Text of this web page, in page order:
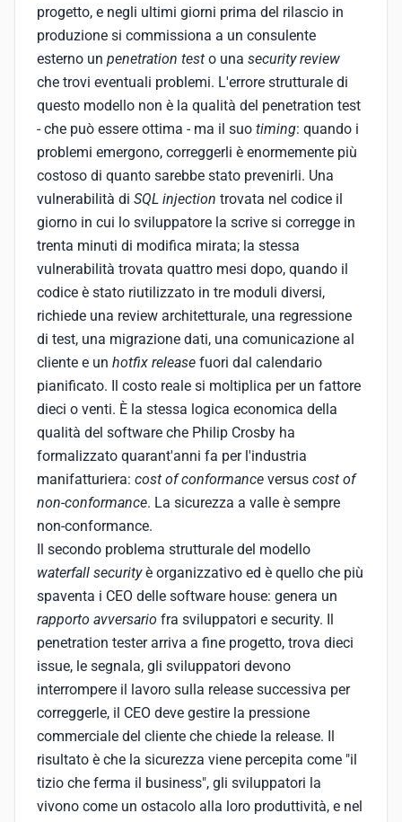
progetto, e negli ultimi giorni prima del rilascio in
produzione si commissiona a un consulente
esterno un penetration test o una security review
che trovi eventuali problemi. L'errore strutturale di
questo modello non è la qualità del penetration test
- che può essere ottima - ma il suo timing: quando i
problemi emergono, correggerli è enormemente più
costoso di quanto sarebbe stato prevenirli. Una
vulnerabilità di SQL injection trovata nel codice il
giorno in cui lo sviluppatore la scrive si corregge in
trenta minuti di modifica mirata; la stessa
vulnerabilità trovata quattro mesi dopo, quando il
codice è stato riutilizzato in tre moduli diversi,
richiede una review architetturale, una regressione
di test, una migrazione dati, una comunicazione al
cliente e un hotfix release fuori dal calendario
pianificato. Il costo reale si moltiplica per un fattore
dieci o venti. È la stessa logica economica della
qualità del software che Philip Crosby ha
formalizzato quarant'anni fa per l'industria
manifatturiera: cost of conformance versus cost of
non-conformance. La sicurezza a valle è sempre
non-conformance.
Il secondo problema strutturale del modello
waterfall securityè organizzativo ed è quello che più
spaventa i CEO delle software house: genera un
rapporto avversario fra sviluppatori e security. Il
penetration tester arriva a fine progetto, trova dieci
issue, le segnala, gli sviluppatori devono
interrompere il lavoro sulla release successiva per
correggerle, il CEO deve gestire la pressione
commerciale del cliente che chiede la release. Il
risultato è che la sicurezza viene percepita come "il
tizio che ferma il business", gli sviluppatori la
vivono come un ostacolo alla loro produttività, e nel